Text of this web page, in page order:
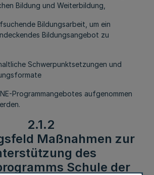
Bildung und Weiterbildung,
Bildungsarbeit, um ein
Bildungsangebot zu
Schwerpunktsetzungen und
Programmangebotes aufgenommen
2.1.2
Maßnahmen zur
des
Schule der